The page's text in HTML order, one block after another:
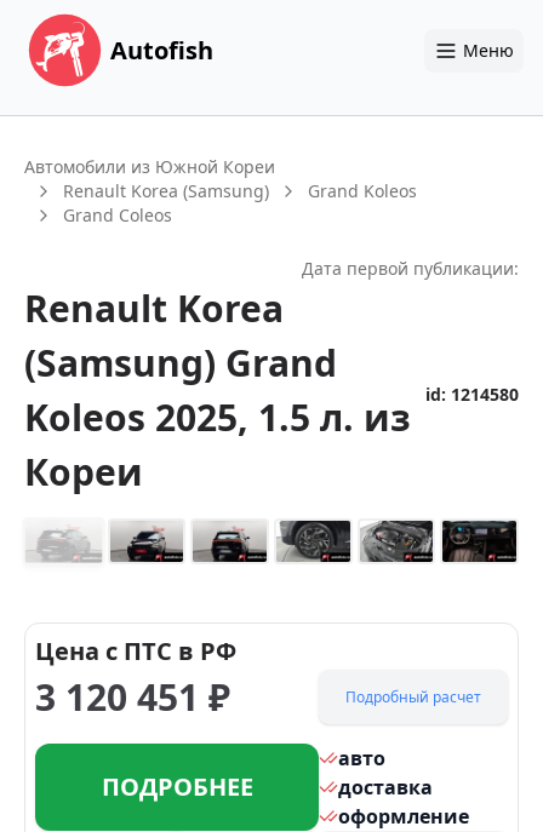
Autofish Меню
Автомобили из Южной Кореи
Renault Korea (Samsung)
Grand Koleos
Grand Coleos
Дата первой публикации:
Renault Korea
(Samsung) Grand
Koleos 2025, 1.5 л. из
Кореи
id: 1214580
Цена с ПТС в РФ
3 120 451 ₽ Подробный расчет
ПОДРОБНЕЕ
авто
доставка
оформление